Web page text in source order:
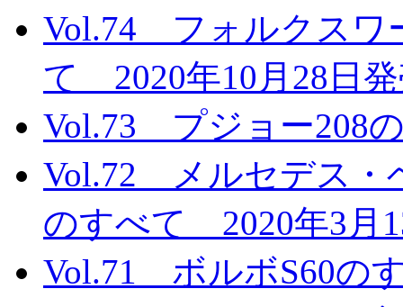
Vol.74 フォルクスワ
て 2020年10月28日
Vol.73 プジョー208
Vol.72 メルセデス・
のすべて 2020年3月
Vol.71 ボルボS60の